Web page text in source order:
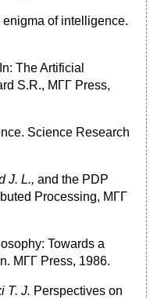
of intelligence.
The Artificial
S.R., МГГ Press,
Science Research
J. L., and the PDP
Processing, МГГ
Towards a
МГГ Press, 1986.
T. J. Perspectives on